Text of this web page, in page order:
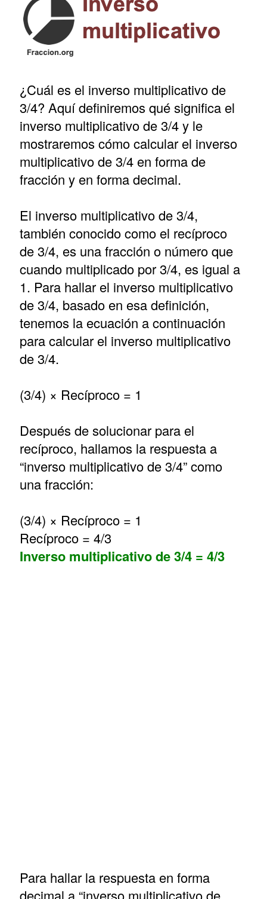
¿Cuál es el inverso multiplicativo de
3/4? Aquí definiremos qué significa el
inverso multiplicativo de 3/4 y le
mostraremos cómo calcular el inverso
multiplicativo de 3/4 en forma de
fracción y en forma decimal.
El inverso multiplicativo de 3/4,
también conocido como el recíproco
de 3/4, es una fracción o número que
cuando multiplicado por 3/4, es igual a
1. Para hallar el inverso multiplicativo
de 3/4, basado en esa definición,
tenemos la ecuación a continuación
para calcular el inverso multiplicativo
de 3/4.
(3/4) × Recíproco = 1
Después de solucionar para el
recíproco, hallamos la respuesta a
“inverso multiplicativo de 3/4” como
una fracción:
(3/4) × Recíproco = 1
Recíproco = 4/3
Inverso multiplicativo de 3/4 = 4/3
Para hallar la respuesta en forma
decimal a “inverso multiplicativo de